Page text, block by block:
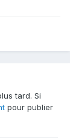
tard. Si
pour publier